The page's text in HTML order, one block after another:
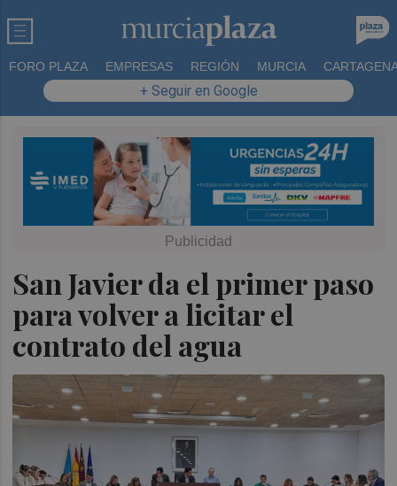
FORO PLAZA EMPRESAS REGIÓN MURCIA
+ Seguir en Google
San Javier da el primer paso
para volver a licitar el
contrato del agua